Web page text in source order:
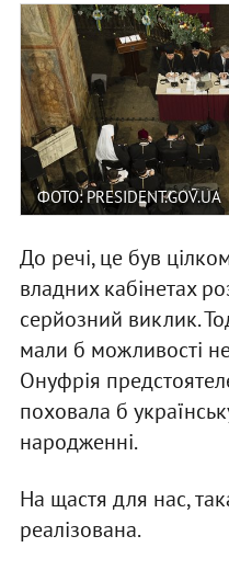
ФОТО: PRESIDENT.GOV.UA
До речі, це був
владних кабінетах
серйозний виклик.
мали б можливості
Онуфрія
поховала б
народженні.
На щастя для нас,
реалізована.